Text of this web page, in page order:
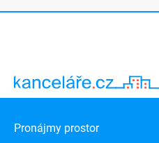
Pronájmy prostor